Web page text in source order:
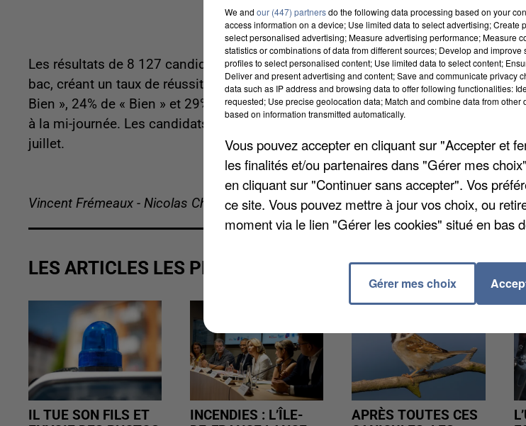
Les résultats de 8 127 candidats ont été publiés sur les 54 000 de l’académie. 7
bac, créant un taux de réussite provisoire impressionnant. On dénombre 15% de
Bien », 24% de « Bien » et 29% d’« Assez Bien ». Le taux provisoire de réussite en
à la mi-journée. Les candidats notés 8 à 10 peuvent désormais passer les
juillet.
Vincent Frémeaux - Nicolas Chacun
LES ARTICLES LES PLUS VUS
IL TUE SON FILS ET
INCENDIES : L’ÎLE-
APRÈS TOUTES CES
We and our (447) partnersdo the following data processing based on your
access information on a device; Use limited data to select advertising;
select personalised advertising; Measure advertising performance; Measure
statistics or combinations of data from different sources; Develop and
profiles to select personalised content; Use limited data to select content;
Deliver and present advertising and content; Save and communicate privacy
data such as IP address and browsing data to offer following functionalities:
requested; Use precise geolocation data; Match and combine data from
based on information transmitted automatically.
Vous pouvez accepter en cliquant sur "Accepter et
les finalités et/ou partenaires dans "Gérer mes
en cliquant sur "Continuer sans accepter". Vos
ce site. Vous pouvez mettre à jour vos choix, ou
moment via le lien "Gérer les cookies" situé en bas
Gérer mes choix